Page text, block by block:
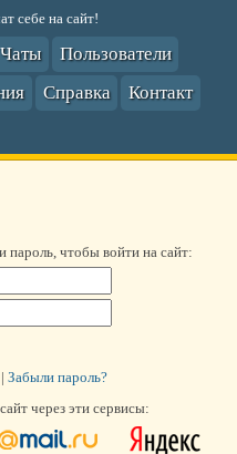
себе на сайт!
Чаты
Пользователи
Справка
Контакт
пароль, чтобы войти на сайт:
Забыли пароль?
через эти сервисы: